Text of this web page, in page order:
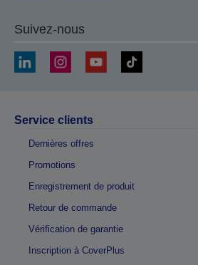
Suivez-nous
Service clients
Dernières offres
Promotions
Enregistrement de produit
Retour de commande
Vérification de garantie
Inscription à CoverPlus